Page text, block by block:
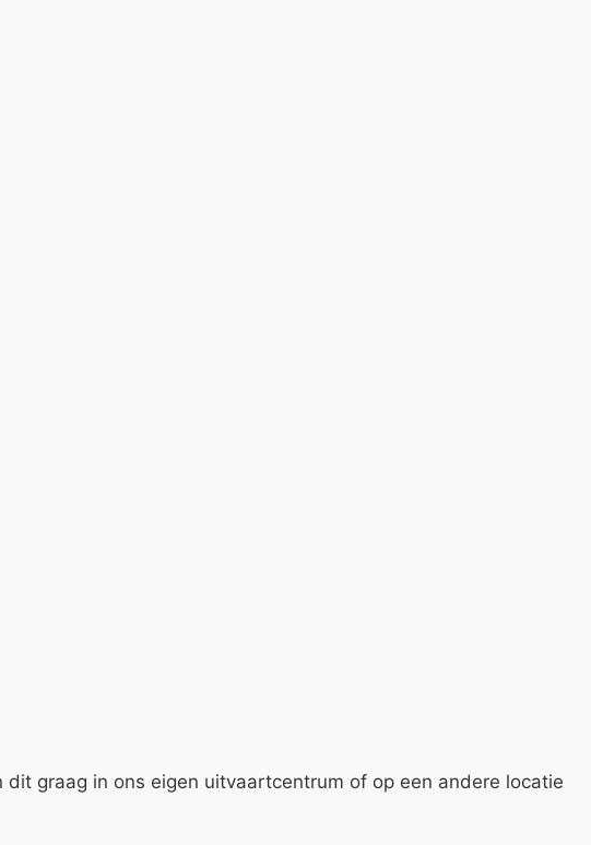
graag in ons eigen uitvaartcentrum of op een andere locatie